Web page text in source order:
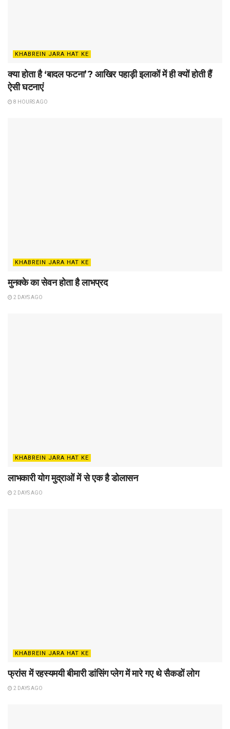
KHABREIN JARA HAT KE
क्या होता है ‘बादल फटना’? आखिर पहाड़ी इलाकों में ही क्यों होती हैं
ऐसी घटनाएं
8 HOURS AGO
KHABREIN JARA HAT KE
मुनक्के का सेवन होता है लाभप्रद
2 DAYS AGO
KHABREIN JARA HAT KE
लाभकारी योग मुद्राओं में से एक है डोलासन
2 DAYS AGO
KHABREIN JARA HAT KE
फ्रांस में रहस्यमयी बीमारी डांसिंग प्लेग में मारे गए थे सैकडों लोग
2 DAYS AGO